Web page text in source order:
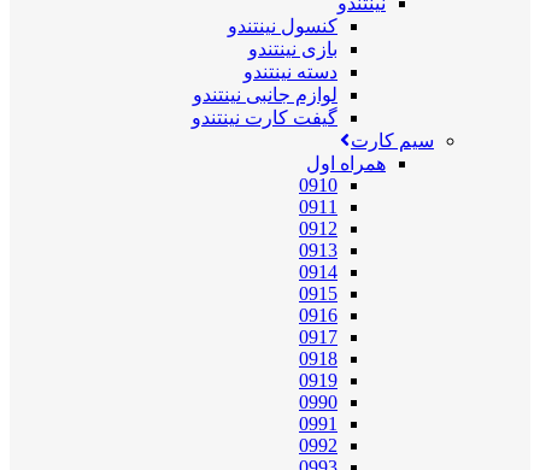
کنسول نینتندو
بازی نینتندو
دسته نینتندو
لوازم جانبی نینتندو
گیفت کارت نینتندو
سیم کارت
همراه اول
0910
0911
0912
0913
0914
0915
0916
0917
0918
0919
0990
0991
0992